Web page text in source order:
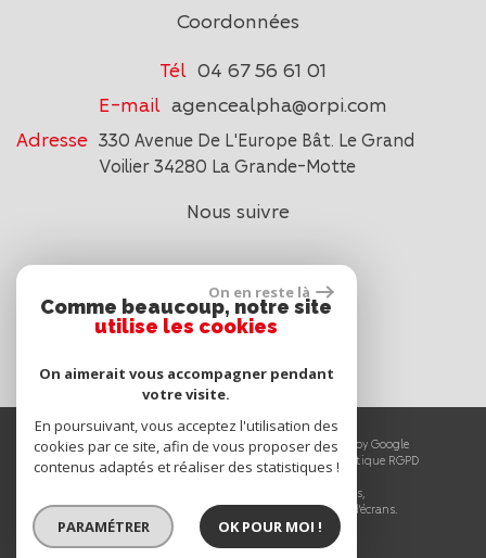
Coordonnées
Tél 04 67 56 61 01
E-mail agencealpha@orpi.com
Adresse 330 Avenue De L'Europe Bât. Le Grand
Voilier 34280 La Grande-Motte
Nous suivre
© 2026 | Tous droits réservés | Traduction powered by Google
Plan du site
- Mentions légales Liens - Admin Politique RGPD
Site internet compatible multi-supports,
un seul site adaptable à tous les types d'écrans.
On en reste là
Comme beaucoup, notre site
utilise les cookies
On aimerait vous accompagner pendant
votre visite.
En poursuivant, vous acceptez l'utilisation des
cookies par ce site, afin de vous proposer des
contenus adaptés et réaliser des statistiques !
PARAMÉTRER OK POUR MOI !